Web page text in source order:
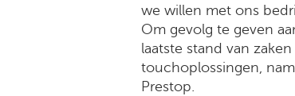
we willen met ons
Om gevolg te geven
laatste stand van
touchoplossingen,
Prestop.